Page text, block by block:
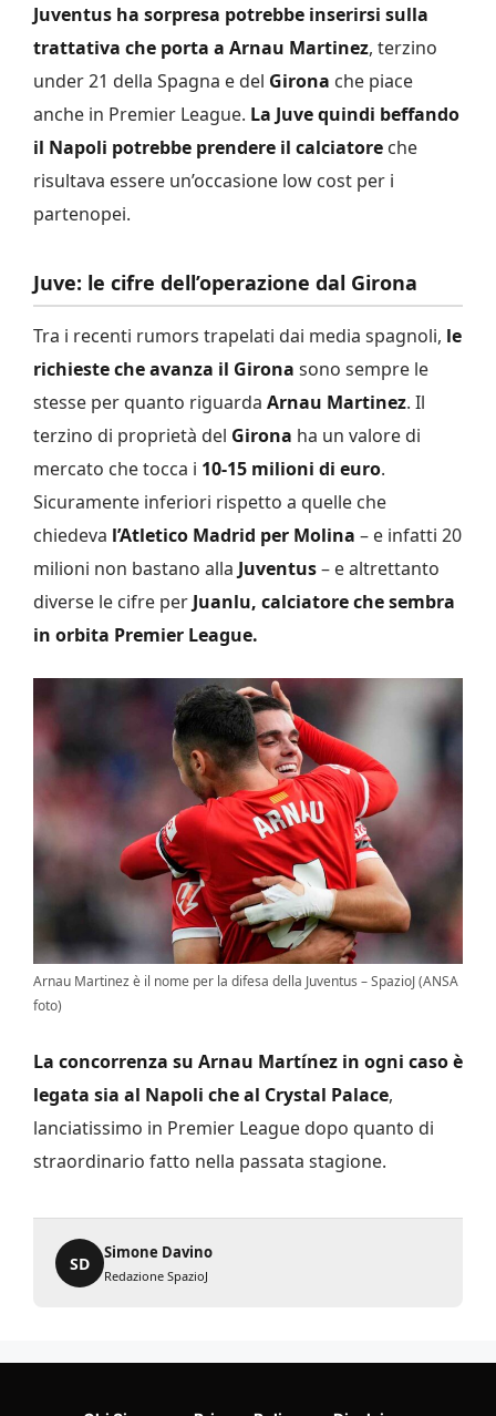
Juventus ha sorpresa potrebbe inserirsi sulla
trattativa che porta a Arnau Martinez, terzino
under 21 della Spagna e del Girona che piace
anche in Premier League. La Juve quindi beffando
il Napoli potrebbe prendere il calciatore che
risultava essere un’occasione low cost per i
partenopei.
Juve: le cifre dell’operazione dal Girona
Tra i recenti rumors trapelati dai media spagnoli, le
richieste che avanza il Girona sono sempre le
stesse per quanto riguarda Arnau Martinez. Il
terzino di proprietà del Girona ha un valore di
mercato che tocca i 10-15 milioni di euro.
Sicuramente inferiori rispetto a quelle che
chiedeva l’Atletico Madrid per Molina – e infatti 20
milioni non bastano alla Juventus– e altrettanto
diverse le cifre per Juanlu, calciatore che sembra
in orbita Premier League.
Arnau Martinez è il nome per la difesa della Juventus – SpazioJ (ANSA
foto)
La concorrenza su Arnau Martínez in ogni caso è
legata sia al Napoli che al Crystal Palace,
lanciatissimo in Premier League dopo quanto di
straordinario fatto nella passata stagione.
SD
Simone Davino
Redazione SpazioJ